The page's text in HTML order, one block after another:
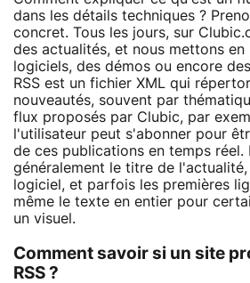
dans les détails techniques ?
concret. Tous les jours, sur
des actualités, et nous mettons en
logiciels, des démos ou encore
RSS est un fichier XML qui
nouveautés, souvent par
flux proposés par Clubic, par
l'utilisateur peut s'abonner pour
de ces publications en temps réel.
généralement le titre de
logiciel, et parfois les premières
même le texte en entier pour
un visuel.
Comment savoir si un site
RSS ?